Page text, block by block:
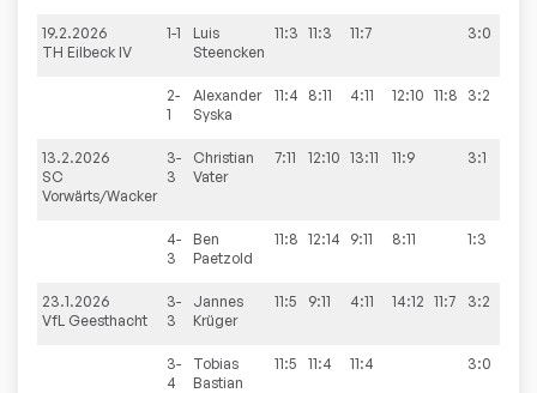
19.2.2026
TH Eilbeck IV
1-1
Luis
Steencken
11:3 11:3 11:7 3:0
2-
1
Alexander
Syska
11:4 8:11 4:11 12:10 11:8 3:2
13.2.2026
SC
Vorwärts/Wacker
3-
3
Christian
Vater
7:11 12:10 13:11 11:9 3:1
4-
3
Ben
Paetzold
11:8 12:14 9:11 8:11 1:3
23.1.2026
VfL Geesthacht
3-
3
Jannes
Krüger
11:5 9:11 4:11 14:12 11:7 3:2
3-
4
Tobias
Bastian
11:5 11:4 11:4 3:0